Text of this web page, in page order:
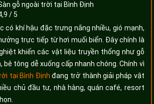
gỗ ngoài trời tại Bình Định
/ 5
có khí hậu đặc trưng nắng nhiều, gió mạnh,
trực tiếp từ hơi muối biển. Đây chính là
khiến các vật liệu truyền thống như gỗ
bê tông dễ xuống cấp nhanh chóng. Chính vì
tại Bình Định đang trở thành giải pháp vật
chủ đầu tư, nhà hàng, quán café, resort